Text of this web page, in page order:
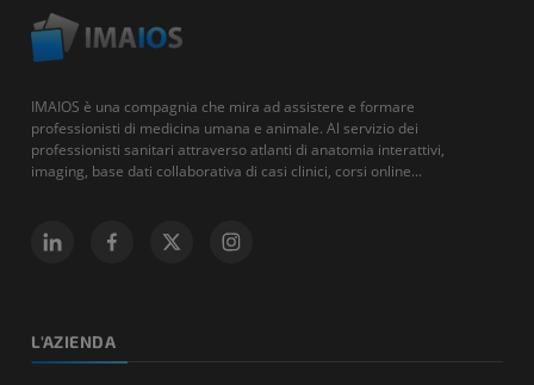
IMAIOS è una compagnia che mira ad assistere e formare
professionisti di medicina umana e animale. Al servizio dei
professionisti sanitari attraverso atlanti di anatomia interattivi,
imaging, base dati collaborativa di casi clinici, corsi online...
L'AZIENDA